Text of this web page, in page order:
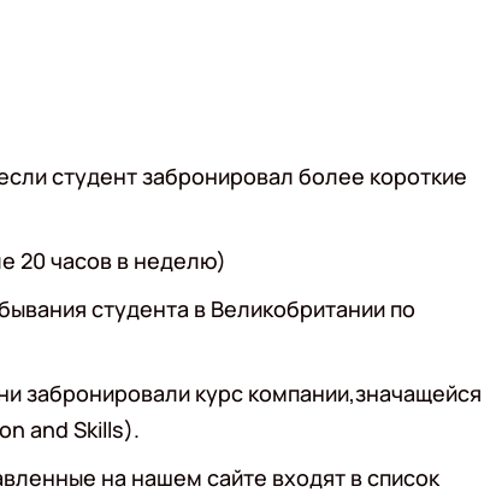
студент забронировал более короткие
20 часов в неделю)
студента в Великобритании по
забронировали курс компании,значащейся
and Skills).
на нашем сайте входят в список